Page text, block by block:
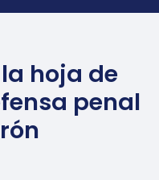
hoja de
penal